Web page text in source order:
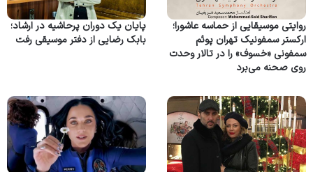
روایتی موسیقایی از حماسه عاشورا؛
ارکستر سمفونیک تهران پوئم
سمفونی «خسوف» را در تالار وحدت
روی صحنه می‌برد
پایان یک دوران پرحاشیه در ارشاد؛
بابک رضایی از دفتر موسیقی رفت